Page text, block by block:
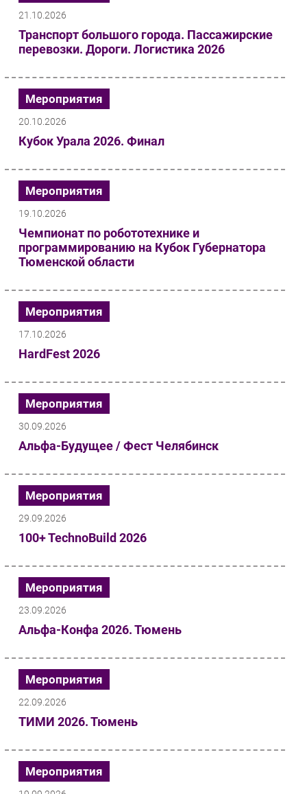
21.10.2026
Транспорт большого города. Пассажирские
перевозки. Дороги. Логистика 2026
Мероприятия
20.10.2026
Кубок Урала 2026. Финал
Мероприятия
19.10.2026
Чемпионат по робототехнике и
программированию на Кубок Губернатора
Тюменской области
Мероприятия
17.10.2026
HardFest 2026
Мероприятия
30.09.2026
Альфа-Будущее / Фест Челябинск
Мероприятия
29.09.2026
100+ TechnoBuild 2026
Мероприятия
23.09.2026
Альфа-Конфа 2026. Тюмень
Мероприятия
22.09.2026
ТИМИ 2026. Тюмень
Мероприятия